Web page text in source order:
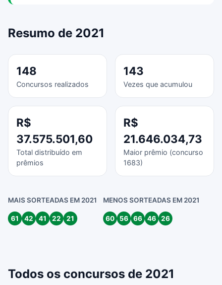
Resumo de 2021
148
Concursos realizados
143
Vezes que acumulou
R$
37.575.501,60
Total distribuído em
prêmios
R$
21.646.034,73
Maior prêmio (concurso
1683)
MAIS SORTEADAS EM 2021
61 42 41 22 21
MENOS SORTEADAS EM 2021
60 56 66 46 26
Todos os concursos de 2021